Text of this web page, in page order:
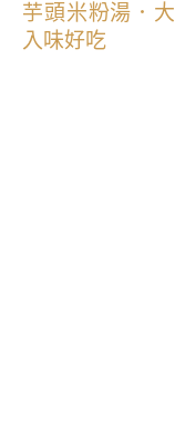
芋頭米粉湯．
入味好吃